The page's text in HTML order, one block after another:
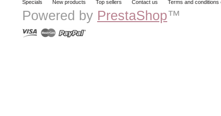
Specials New products Top sellers Contact us Terms and conditions
Powered by PrestaShop™